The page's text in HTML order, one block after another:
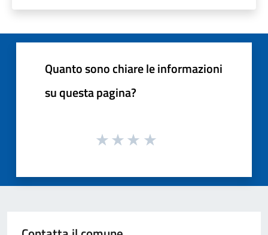
Quanto sono chiare le informazioni
su questa pagina?